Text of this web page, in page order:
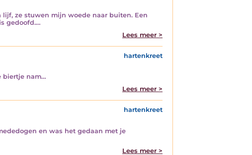
ze stuwen mijn woede naar buiten. Een
gedoofd.…
Lees meer >
hartenkreet
biertje nam…
Lees meer >
hartenkreet
en was het gedaan met je
Lees meer >